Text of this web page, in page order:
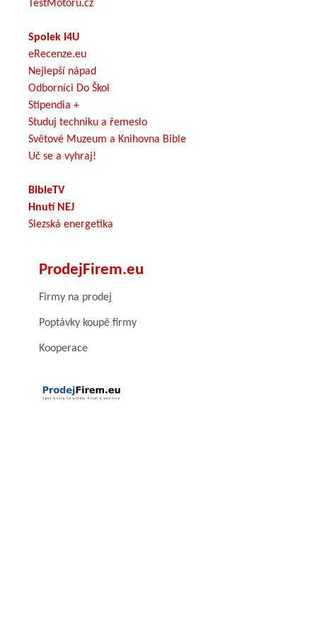
TestMotoru.cz
Spolek I4U
eRecenze.eu
Nejlepší nápad
Odborníci Do Škol
Stipendia +
Studuj techniku a řemeslo
Světové Muzeum a Knihovna Bible
Uč se a vyhraj!
BibleTV
Hnutí NEJ
Slezská energetika
ProdejFirem.eu
Firmy na prodej
Poptávky koupě firmy
Kooperace